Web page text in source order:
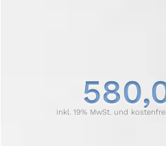
inkl. 19% MwSt. und